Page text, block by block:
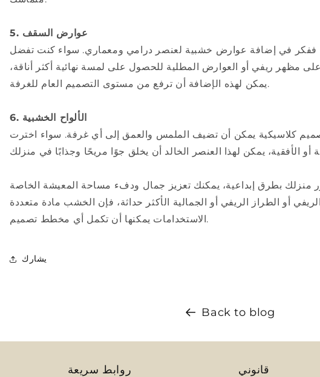
5. عوارض السقف
ففكر في إضافة عوارض خشبية لعنصر درامي ومعماري. سواء كنت تفضل
مظهر ريفي أو العوارض المطلية للحصول على لمسة نهائية أكثر أناقة،
يمكن لهذه الإضافة أن ترفع من مستوى التصميم العام للغرفة.
6. الألواح الخشبية
كلاسيكية يمكن أن تضيف الملمس والعمق إلى أي غرفة. سواء اخترت
بطرق إبداعية، يمكنك تعزيز جمال ودفء مساحة المعيشة الخاصة
أو الطراز الريفي أو الجمالية الأكثر حداثة، فإن الخشب مادة متعددة
الاستخدامات يمكنها أن تكمل أي مخطط تصميم.
يشارك
Back to blog
روابط سريعة قانوني